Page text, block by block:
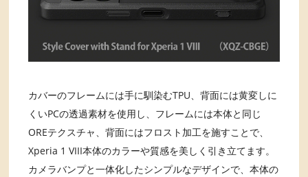
カバーのフレームには手に馴染むTPU、背面には黄変しに
くいPCの透過素材を使用し、フレームには本体と同じ
OREテクスチャ、背面にはフロスト加工を施すことで、
Xperia 1 VIII本体のカラーや質感を美しく引き立てます。
カメラバンプと一体化したシンプルなデザインで、本体の